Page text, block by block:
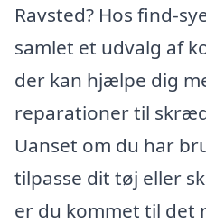
Ravsted? Hos find-
samlet et udvalg af
der kan hjælpe dig
reparationer til
Uanset om du har
tilpasse dit tøj eller
er du kommet til det